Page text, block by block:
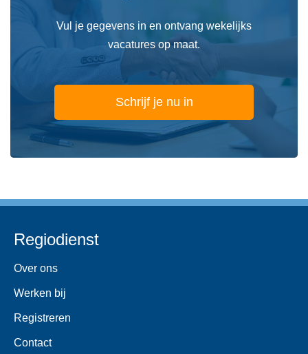
Vul je gegevens in en ontvang wekelijks
vacatures op maat.
Schrijf je nu in
Regiodienst
Over ons
Werken bij
Registreren
Contact